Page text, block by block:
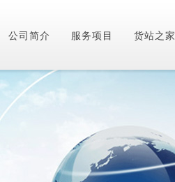
公司简介 服务项目 货站之家